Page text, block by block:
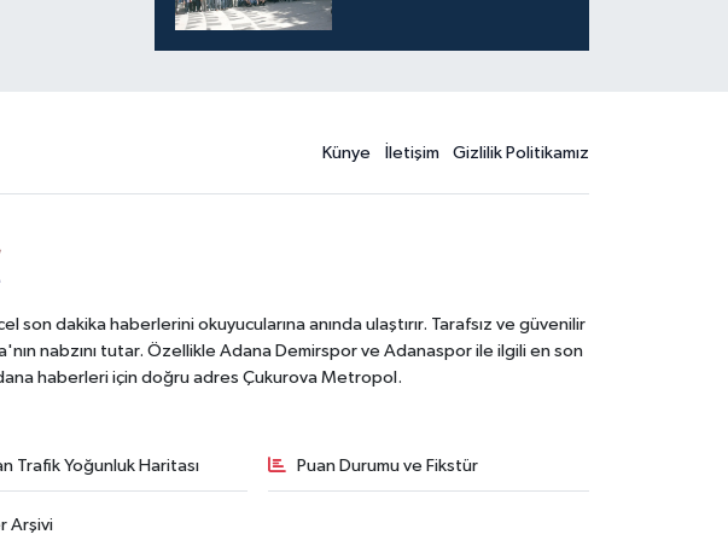
Künye İletişim Gizlilik Politikamız
dakika haberlerini okuyucularına anında ulaştırır. Tarafsız ve güvenilir
nabzını tutar. Özellikle Adana Demirspor ve Adanaspor ile ilgili en son
haberleri için doğru adres Çukurova Metropol.
Trafik Yoğunluk Haritası Puan Durumu ve Fikstür
Arşivi